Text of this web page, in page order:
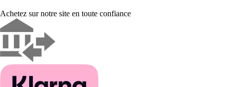
Achetez sur notre site en toute confiance